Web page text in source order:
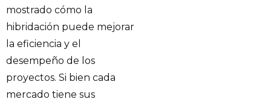
mostrado cómo la
hibridación puede mejorar
la eficiencia y el
desempeño de los
proyectos. Si bien cada
mercado tiene sus